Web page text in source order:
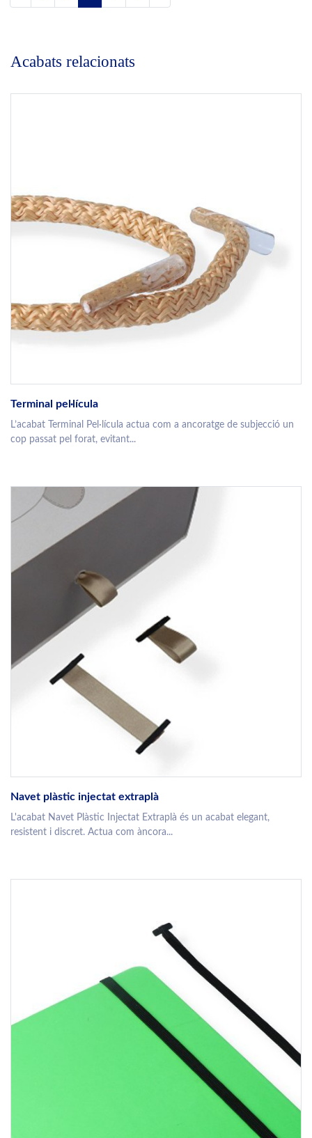
Acabats relacionats
Terminal pel·lícula
L’acabat Terminal Pel·lícula actua com a ancoratge de subjecció un
cop passat pel forat, evitant...
Navet plàstic injectat extraplà
L'acabat Navet Plàstic Injectat Extraplà és un acabat elegant,
resistent i discret. Actua com àncora...